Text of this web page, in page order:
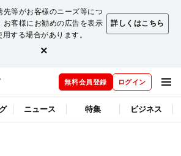
先等がお客様のニーズ等につ
お客様にお勧めの広告を表示
する場合があります。
詳しくはこちら
×
無料会員登録 ログイン
ニュース 特集 ビジネス